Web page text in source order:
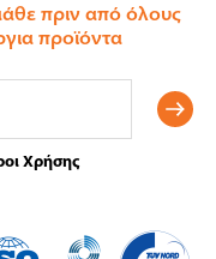
πριν από όλους
προϊόντα
Χρήσης